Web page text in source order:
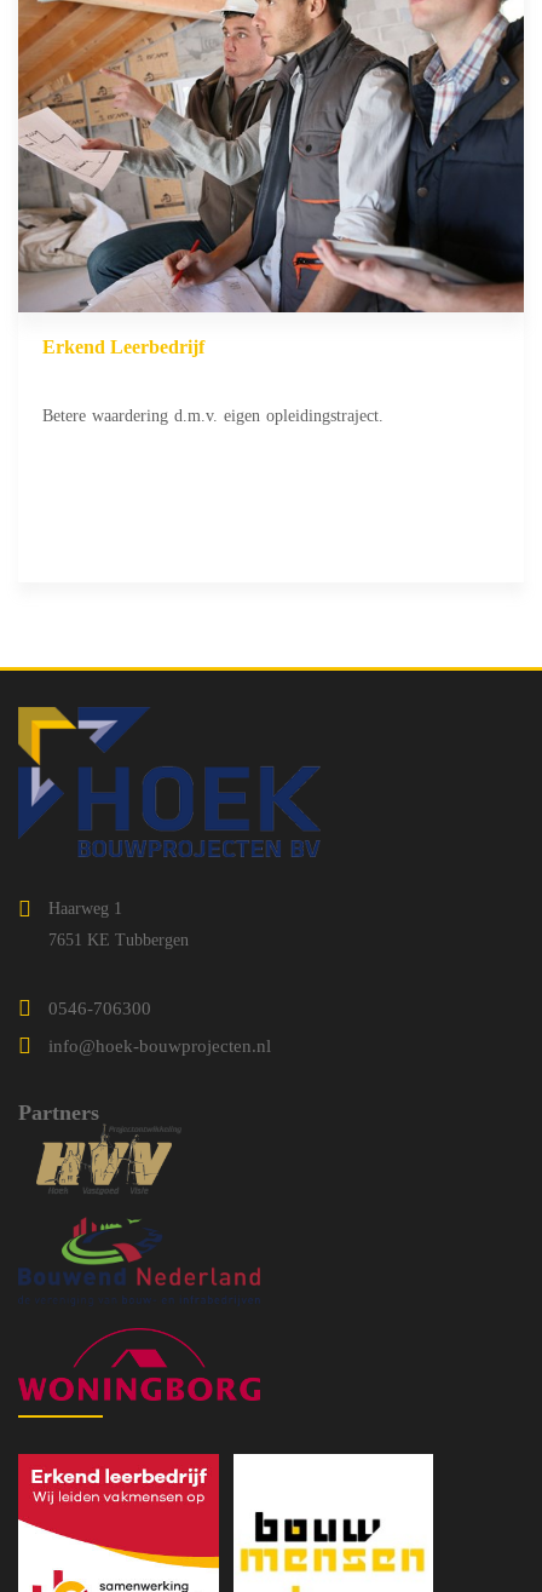
Erkend Leerbedrijf
Betere waardering d.m.v. eigen opleidingstraject.
Haarweg 1
7651 KE Tubbergen
0546-706300
info@hoek-bouwprojecten.nl
Partners